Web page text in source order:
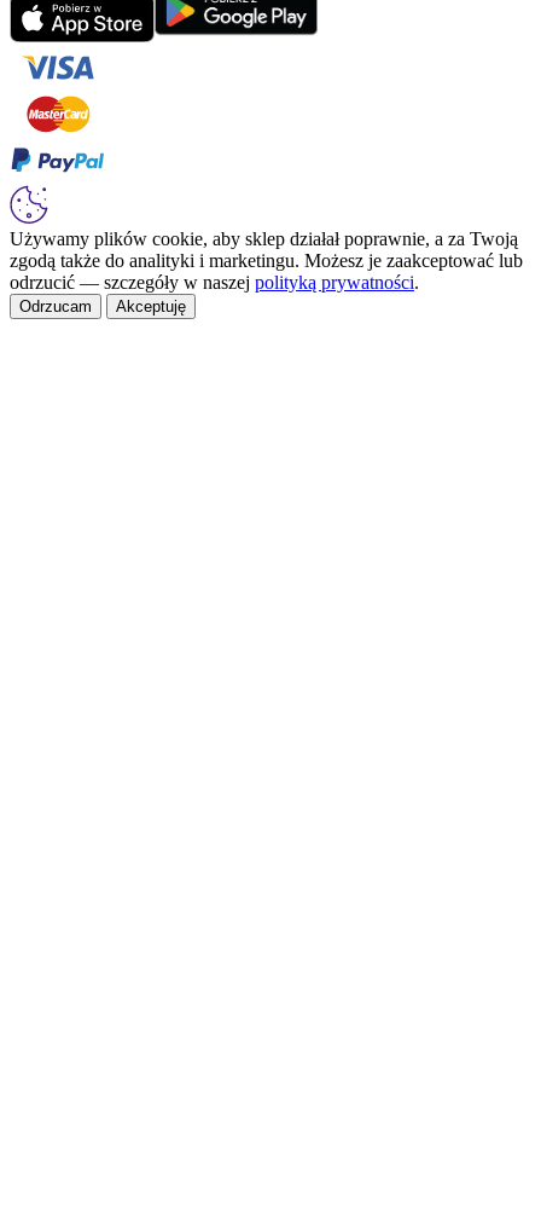
Używamy plików cookie, aby sklep działał poprawnie, a za Twoją
zgodą także do analityki i marketingu. Możesz je zaakceptować lub
odrzucić — szczegóły w naszej polityką prywatności.
Odrzucam Akceptuję